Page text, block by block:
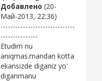
Добавлено (20-
Май-2013, 22:36)
------------------------------
---------------
Etudim nu
aniqmas.mandan kotta
ekansizde diganiz yo'
diganmanu